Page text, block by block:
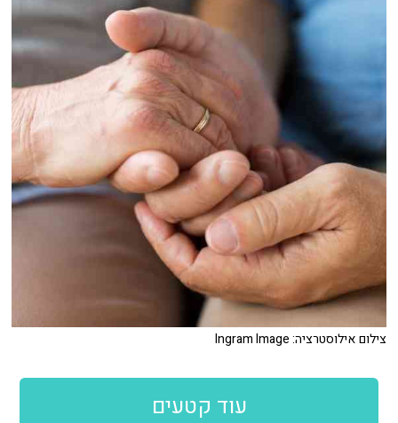
צילום אילוסטרציה: Ingram Image
עוד קטעים